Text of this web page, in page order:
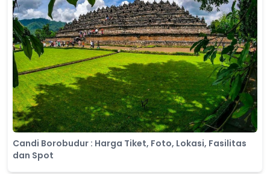
Candi Borobudur : Harga Tiket, Foto, Lokasi, Fasilitas
dan Spot